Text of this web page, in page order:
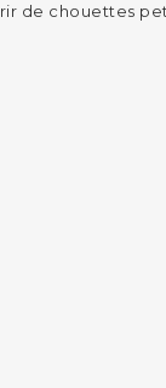
de chouettes